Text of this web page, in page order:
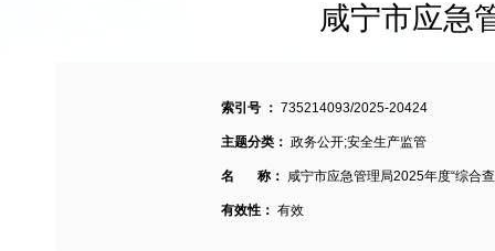
咸宁市应急
索引号 ： 735214093/2025-20424
主题分类： 政务公开;安全生产监管
名 称： 咸宁市应急管理局2025年度“综合
有效性： 有效